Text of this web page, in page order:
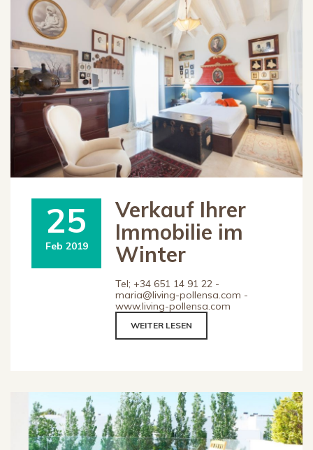
25
Feb 2019
Verkauf Ihrer
Immobilie im
Winter
Tel; +34 651 14 91 22 -
maria@living-pollensa.com -
www.living-pollensa.com
WEITER LESEN